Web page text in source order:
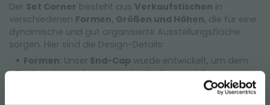
Der Set Corner besteht aus Verkaufstischen in
verschiedenen Formen, Größen und Höhen, die für eine
dynamische und gut organisierte Ausstellungsfläche
sorgen. Hier sind die Design-Details:
Formen: Unser End-Cap wurde entwickelt, um dem
Tischende eine harmonische Optik zu verleihen,
eine perfekte
Integration mit größeren Ausstellungselementen